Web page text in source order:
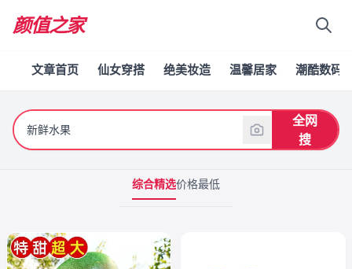
颜值之家
文章首页 仙女穿搭 绝美妆造 温馨居家 潮酷数码
全网
搜
综合精选价格最低